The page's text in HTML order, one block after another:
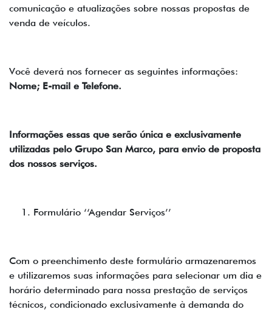
comunicação e atualizações sobre nossas propostas de
venda de veículos.
Você deverá nos fornecer as seguintes informações:
Nome; E-mail e Telefone.
Informações essas que serão única e exclusivamente
utilizadas pelo Grupo San Marco, para envio de proposta
dos nossos serviços.
Formulário ‘‘Agendar Serviços’’
Com o preenchimento deste formulário armazenaremos
e utilizaremos suas informações para selecionar um dia e
horário determinado para nossa prestação de serviços
técnicos, condicionado exclusivamente à demanda do